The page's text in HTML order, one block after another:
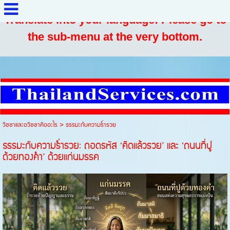
Translate into your language: Please go to
the sub-menu at the very bottom.
วิชชาและอวิชชาคืออะไร>ธรรมะกับความร่ำรวย
ธรรมะกับความร่ำรวย: ถอดรหัส ‘คิดแล้วรวย’ และ ‘ถนนที่ปู
ด้วยทองคำ’ ด้วยแก่นมรรค